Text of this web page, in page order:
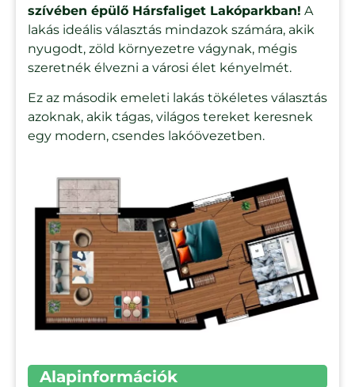
szívében épülő Hársfaliget Lakóparkban! A
lakás ideális választás mindazok számára, akik
nyugodt, zöld környezetre vágynak, mégis
szeretnék élvezni a városi élet kényelmét.
Ez az második emeleti lakás tökéletes választás
azoknak, akik tágas, világos tereket keresnek
egy modern, csendes lakóövezetben.
Alapinformációk